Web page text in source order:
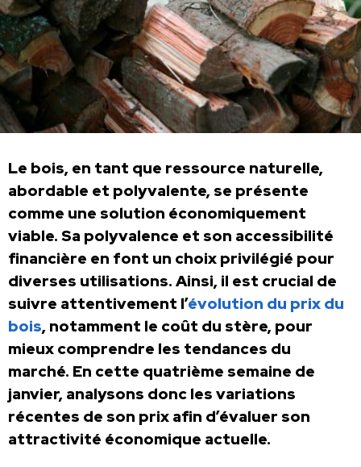
Le bois, en tant que ressource naturelle,
abordable et polyvalente, se présente
comme une solution économiquement
viable. Sa polyvalence et son accessibilité
financière en font un choix privilégié pour
diverses utilisations. Ainsi, il est crucial de
suivre attentivement l’évolution du prix du
bois, notamment le coût du stère, pour
mieux comprendre les tendances du
marché. En cette quatrième semaine de
janvier, analysons donc les variations
récentes de son prix afin d’évaluer son
attractivité économique actuelle.